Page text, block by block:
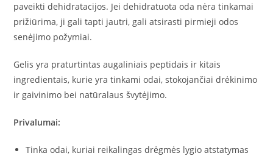
paveikti dehidratacijos. Jei dehidratuota oda nėra tinkamai
prižiūrima, ji gali tapti jautri, gali atsirasti pirmieji odos
senėjimo požymiai.
Gelis yra praturtintas augaliniais peptidais ir kitais
ingredientais, kurie yra tinkami odai, stokojančiai drėkinimo
ir gaivinimo bei natūralaus švytėjimo.
Privalumai:
Tinka odai, kuriai reikalingas drėgmės lygio atstatymas